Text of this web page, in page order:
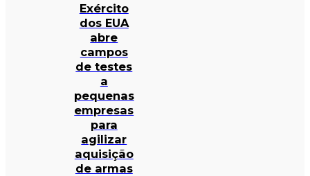
Exército
dos EUA
abre
campos
de testes
a
pequenas
empresas
para
agilizar
aquisição
de armas